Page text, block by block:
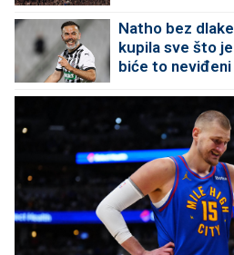
Natho bez
kupila sve što
biće to